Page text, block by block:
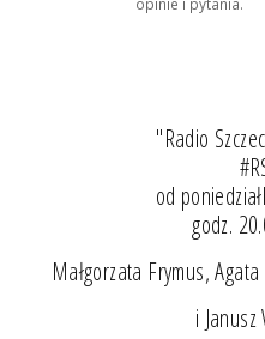
"Radio
od
godz.
Małgorzata Frymus,
i Janusz